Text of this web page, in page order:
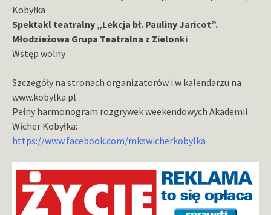
Kobyłka
Spektakl teatralny „Lekcja bł. Pauliny Jaricot”.
Młodzieżowa Grupa Teatralna z Zielonki
Wstęp wolny
Szczegóły na stronach organizatorów i w kalendarzu na
www.kobylka.pl
Pełny harmonogram rozgrywek weekendowych Akademii
Wicher Kobyłka:
https://www.facebook.com/mkswicherkobylka